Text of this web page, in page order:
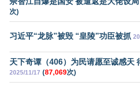
次)
习近平“龙脉”被毁 “皇陵”功臣被抓
天下奇谭（406）为民请愿至诚感天
2025/11/17 (87,069次)